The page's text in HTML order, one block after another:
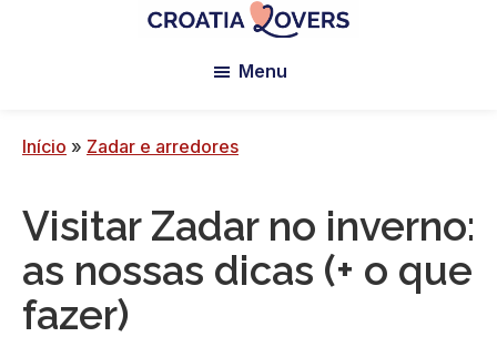
principal
sens
-
blog
Menu
Início » Zadar e arredores
Visitar Zadar no inverno:
as nossas dicas (+ o que
fazer)